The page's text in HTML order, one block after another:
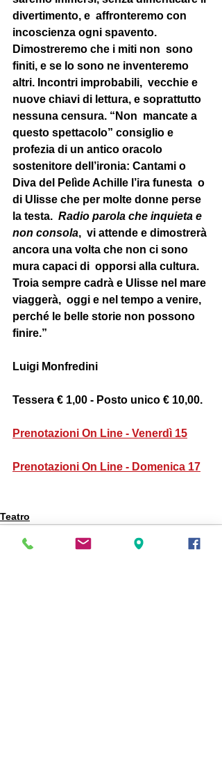
divertimento, e  affronteremo con
incoscienza ogni spavento.
Dimostreremo che i miti non  sono
finiti, e se lo sono ne inventeremo
altri. Incontri improbabili,  vecchie e
nuove chiavi di lettura, e soprattutto
nessuna censura. “Non  mancate a
questo spettacolo” consiglio e
profezia di un antico oracolo
sostenitore dell’ironia: Cantami o
Diva del Pelìde Achille l’ira funesta  o
di Ulisse che per molte donne perse
la testa. Radio parola che inquieta e
non consola,  vi attende e dimostrerà
ancora una volta che non ci sono
mura capaci di  opporsi alla cultura.
Troia sempre cadrà e Ulisse nel mare
viaggerà,  oggi e nel tempo a venire,
perché le belle storie non possono
finire.”
Luigi Monfredini
Tessera € 1,00 - Posto unico € 10,00.
Prenotazioni On Line - Venerdì 15
Prenotazioni On Line - Domenica 17
Teatro